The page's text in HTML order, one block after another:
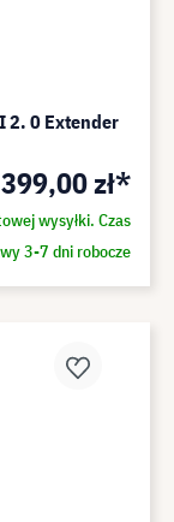
2. 0 Extender
399,00 zł*
wysyłki. Czas
3-7 dni robocze